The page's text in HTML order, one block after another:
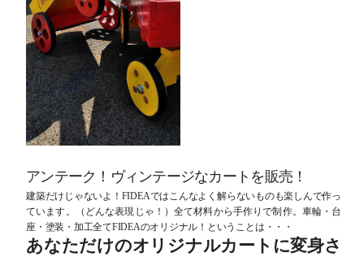
アンテーク！ヴィンテージなカートを販売！
建築だけじゃないよ！FIDEAではこんなよく解らないものも楽しんで作っ
ています。（どんな表現じゃ！）全て材料から手作りで制作。車輪・台
座・塗装・加工全てFIDEAのオリジナル！ということは・・・
あなただけのオリジナルカートに変身さ